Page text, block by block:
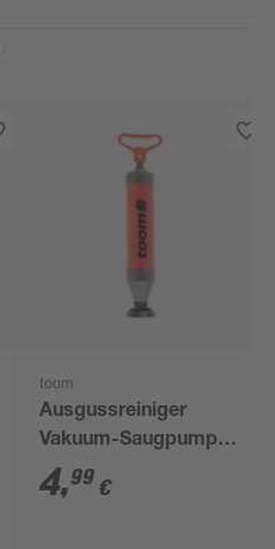
toom
Ausgussreiniger
Vakuum-Saugpumpe
Ø 6 x 38 cm
4,99 €